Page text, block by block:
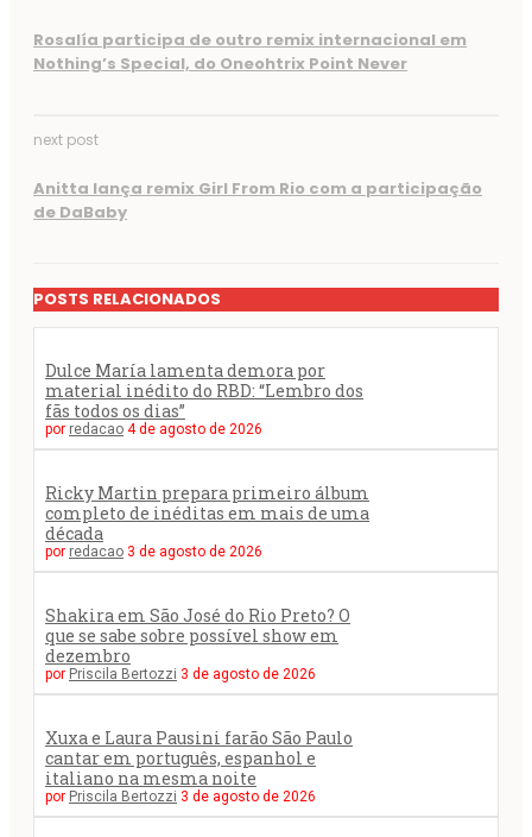
Rosalía participa de outro remix internacional em
Nothing’s Special, do Oneohtrix Point Never
next post
Anitta lança remix Girl From Rio com a participação
de DaBaby
POSTS RELACIONADOS
Dulce María lamenta demora por
material inédito do RBD: “Lembro dos
fãs todos os dias”
por redacao 4 de agosto de 2026
Ricky Martin prepara primeiro álbum
completo de inéditas em mais de uma
década
por redacao 3 de agosto de 2026
Shakira em São José do Rio Preto? O
que se sabe sobre possível show em
dezembro
por Priscila Bertozzi 3 de agosto de 2026
Xuxa e Laura Pausini farão São Paulo
cantar em português, espanhol e
italiano na mesma noite
por Priscila Bertozzi 3 de agosto de 2026